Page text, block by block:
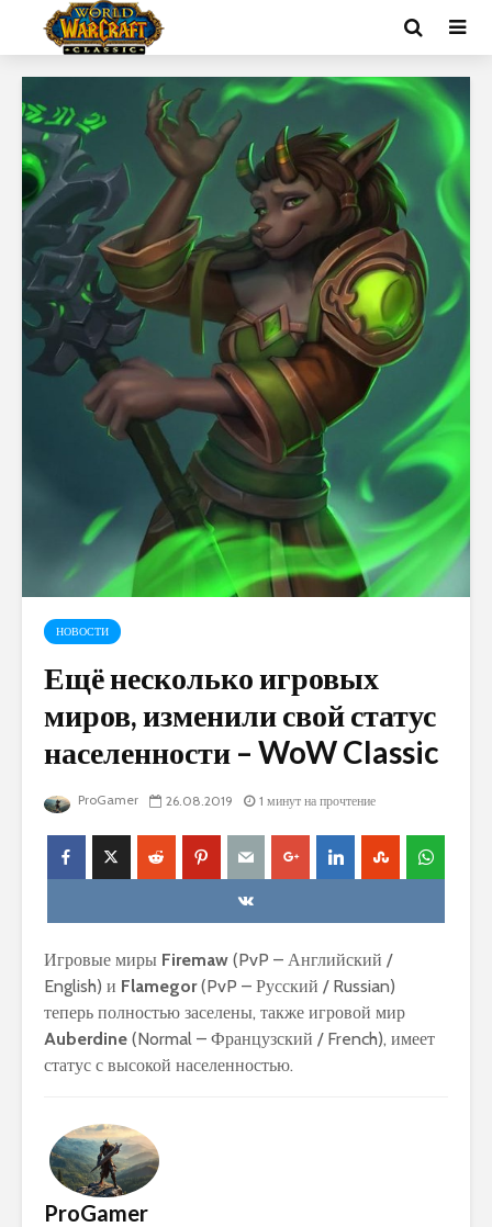
НОВОСТИ
Ещё несколько игровых
миров, изменили свой статус
населенности – WoW Classic
ProGamer 26.08.2019 1 минут на прочтение
Игровые миры Firemaw (PvP – Английский /
English) и Flamegor(PvP – Русский / Russian)
теперь полностью заселены, также игровой мир
Auberdine (Normal – Французский / French), имеет
статус с высокой населенностью.
ProGamer